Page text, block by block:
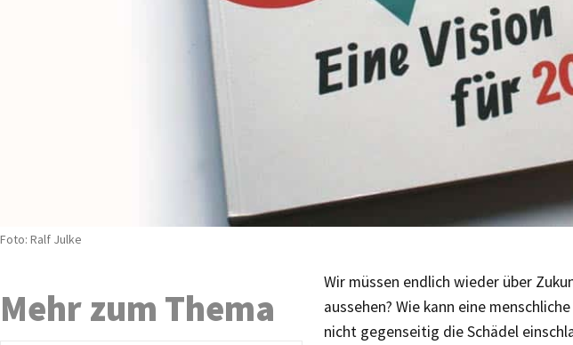
Foto: Ralf Julke
Wir müssen endlich wieder über
aussehen? Wie kann eine
nicht gegenseitig die Schädel
Mehr zum Thema